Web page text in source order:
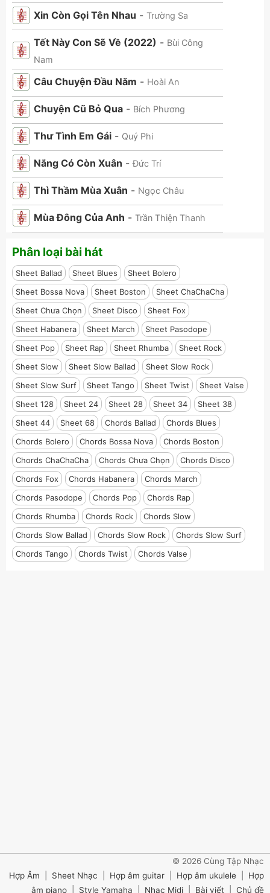
Xin Còn Gọi Tên Nhau - Trường Sa
Tết Này Con Sẽ Về (2022) - Bùi Công
Nam
Câu Chuyện Đầu Năm - Hoài An
Chuyện Cũ Bỏ Qua - Bích Phương
Thư Tình Em Gái - Quý Phi
Nắng Có Còn Xuân -Đức Trí
Thì Thầm Mùa Xuân - Ngọc Châu
Mùa Đông Của Anh - Trần Thiện Thanh
Phân loại bài hát
Sheet Ballad Sheet Blues
Sheet Bolero
Sheet Bossa Nova
Sheet Boston
Sheet ChaChaCha
Sheet Chưa Chọn
Sheet Disco
Sheet Fox
Sheet Habanera
Sheet March
Sheet Pasodope
Sheet Pop
Sheet Rap Sheet Rhumba
Sheet Rock
Sheet Slow
Sheet Slow Ballad
Sheet Slow Rock
Sheet Slow Surf
Sheet Tango Sheet Twist
Sheet Valse
Sheet 128
Sheet 24 Sheet 28 Sheet 34
Sheet 38
Sheet 44
Sheet 68 Chords Ballad
Chords Blues
Chords Bolero
Chords Bossa Nova
Chords Boston
Chords ChaChaCha
Chords Chưa Chọn
Chords Disco
Chords Fox
Chords Habanera
Chords March
Chords Pasodope
Chords Pop
Chords Rap
Chords Rhumba
Chords Rock
Chords Slow
Chords Slow Ballad
Chords Slow Rock
Chords Slow Surf
Chords Tango
Chords Twist Chords Valse
© 2026 Cùng Tập Nhạc
Hợp Âm
Sheet Nhạc Hợp âm guitar Hợp âm ukulele
Hợp
âm piano
Style Yamaha Nhạc Midi Bài viết Chủ đề